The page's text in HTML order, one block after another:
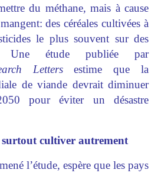
du méthane, mais à cause
des céréales cultivées à
le plus souvent sur des
Une étude publiée par
Lettersestime que la
de viande devrait diminuer
pour éviter un désastre
cultiver autrement
l’étude, espère que les pays